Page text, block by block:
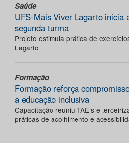
Saúde
UFS-Mais Viver Lagarto inicia
segunda turma
Projeto estimula prática de
Lagarto
Formação
Formação reforça
a educação inclusiva
Capacitação reuniu TAE’s e
práticas de acolhimento e